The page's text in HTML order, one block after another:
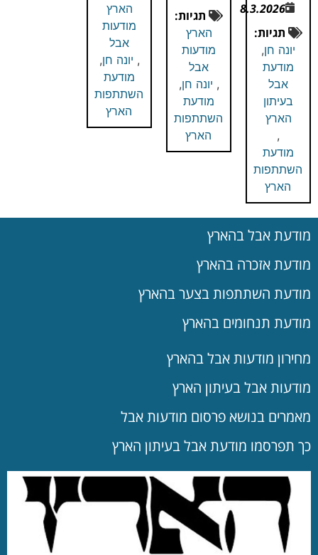
8.3.2026
תגיות:
יונה חן,
מודעת
אבל
בעיתון
הארץ
,
מודעת
השתתפות
הארץ
תגיות:
הארץ
מודעות
אבל
, יונה חן,
מודעת
השתתפות
הארץ
הארץ
מודעות
אבל
, יונה חן,
מודעת
השתתפות
הארץ
מודעת אבל בהארץ
מודעת אזכרה בהארץ
מודעת השתתפות בצער בהארץ
מודעת תנחומים בהארץ
מחירון מודעות אבל בהארץ
מודעות אבל בעיתון הארץ
מאמרים בנושא פרסום מודעות אבל
כך תפרסמו מודעת אבל בעיתון הארץ